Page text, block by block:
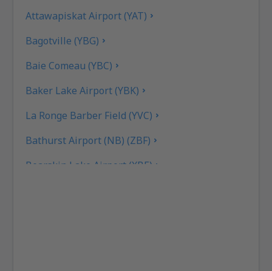
Attawapiskat Airport (YAT)
Bagotville (YBG)
Baie Comeau (YBC)
Baker Lake Airport (YBK)
La Ronge Barber Field (YVC)
Bathurst Airport (NB) (ZBF)
Bearskin Lake Airport (XBE)